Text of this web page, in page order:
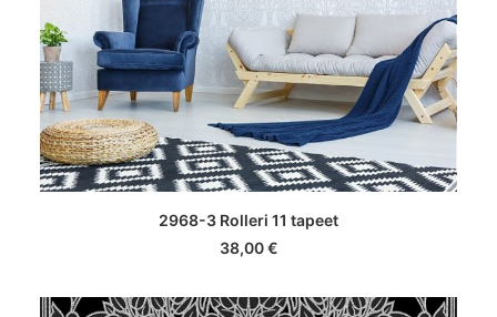
LISA KORVI
2968-3 Rolleri 11 tapeet
38,00€